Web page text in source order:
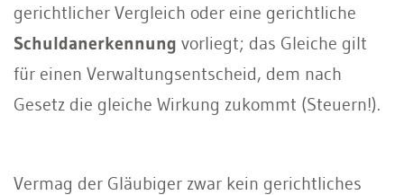
gerichtlicher Vergleich oder eine gerichtliche
Schuldanerkennung vorliegt; das Gleiche gilt
für einen Verwaltungsentscheid, dem nach
Gesetz die gleiche Wirkung zukommt (Steuern!).
Vermag der Gläubiger zwar kein gerichtliches